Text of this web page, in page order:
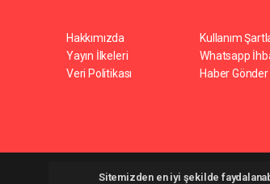
Sitemizden en iyi şekilde
Hakkımızda
Yayın İlkeleri
Veri Politikası
Kullanım
Whatsapp
Haber Gönder
Gozdetv.com.tr Tüm hakları saklı